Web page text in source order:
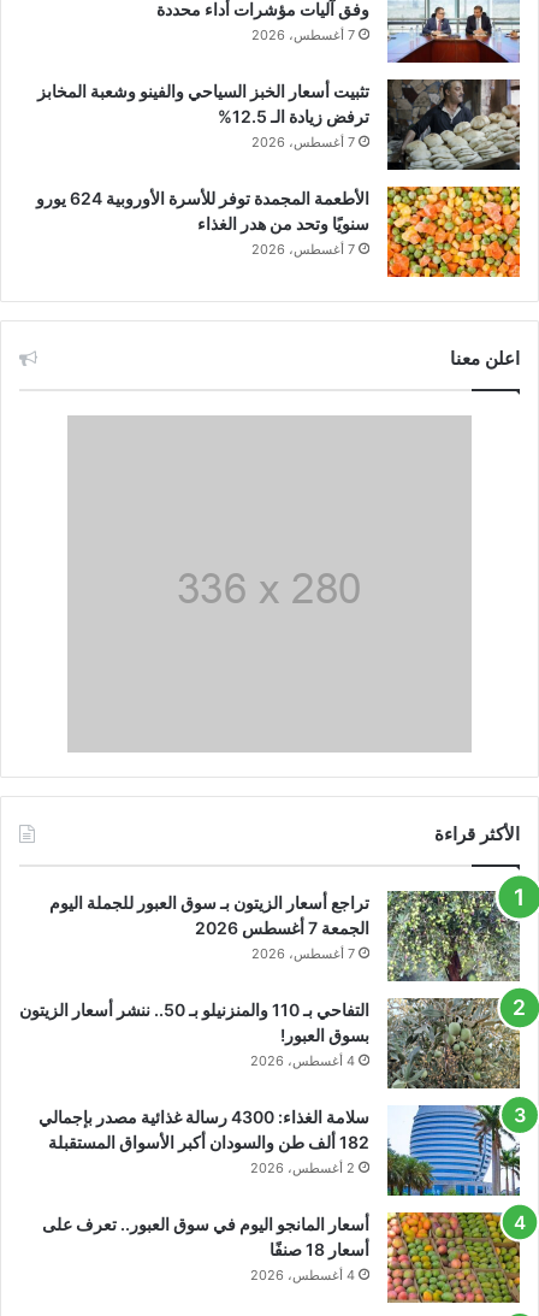
وفق آليات مؤشرات أداء محددة
7 أغسطس، 2026
تثبيت أسعار الخبز السياحي والفينو وشعبة المخابز
ترفض زيادة الـ 12.5%
7 أغسطس، 2026
الأطعمة المجمدة توفر للأسرة الأوروبية 624 يورو
سنويًا وتحد من هدر الغذاء
7 أغسطس، 2026
اعلن معنا
الأكثر قراءة
تراجع أسعار الزيتون بـ سوق العبور للجملة اليوم
الجمعة 7 أغسطس 2026
7 أغسطس، 2026
التفاحي بـ 110 والمنزنيلو بـ 50.. ننشر أسعار الزيتون
بسوق العبور!
4 أغسطس، 2026
سلامة الغذاء: 4300 رسالة غذائية مصدر بإجمالي
182 ألف طن والسودان أكبر الأسواق المستقبلة
2 أغسطس، 2026
أسعار المانجو اليوم في سوق العبور.. تعرف على
أسعار 18 صنفًا
4 أغسطس، 2026